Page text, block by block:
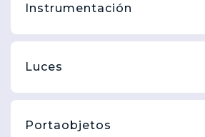
Instrumentación
Luces
Portaobjetos